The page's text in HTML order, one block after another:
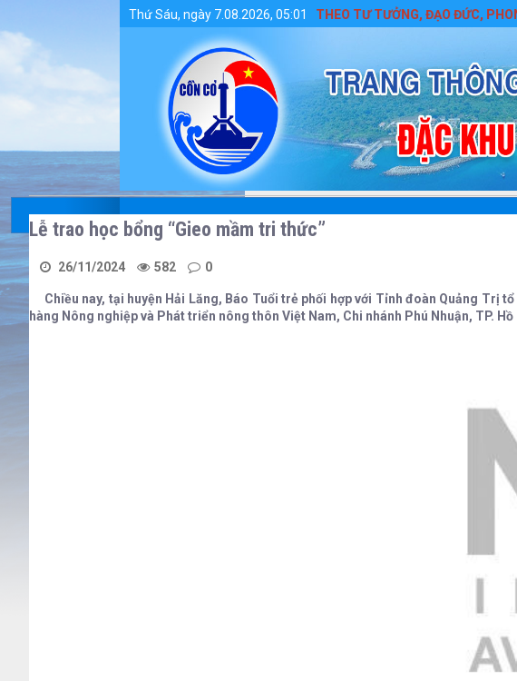
Chi tiết tin tức - Huyện Cồn Cỏ
Thứ Sáu, ngày 7.08.2026, 05:01
ĐẨY MẠNH HỌC TẬP VÀ LÀM THEO TƯ TƯỞNG, ĐẠO ĐỨC, PHONG
Lễ trao học bổng “Gieo mầm tri thức”
26/11/2024 582 0
Chiều nay, tại huyện Hải Lăng, Báo Tuổi trẻ phối hợp với Tỉnh đoàn Quảng Trị
hàng Nông nghiệp và Phát triển nông thôn Việt Nam, Chi nhánh Phú Nhuận, TP.